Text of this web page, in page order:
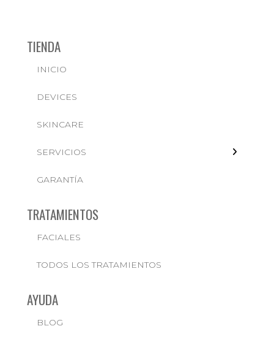
TIENDA
INICIO
DEVICES
SKINCARE
SERVICIOS
← BACK
FACIALES
GARANTÍA
TRATAMIENTOS
FACIALES
TODOS LOS TRATAMIENTOS
AYUDA
BLOG